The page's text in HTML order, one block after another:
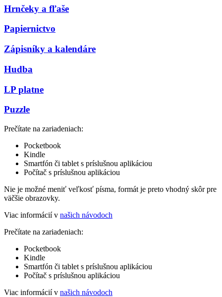
Hrnčeky a fľaše
Papiernictvo
Zápisníky a kalendáre
Hudba
LP platne
Puzzle
Prečítate na zariadeniach:
Pocketbook
Kindle
Smartfón či tablet s príslušnou aplikáciou
Počítač s príslušnou aplikáciou
Nie je možné meniť veľkosť písma, formát je preto vhodný skôr pre
väčšie obrazovky.
Viac informácií v našich návodoch
Prečítate na zariadeniach:
Pocketbook
Kindle
Smartfón či tablet s príslušnou aplikáciou
Počítač s príslušnou aplikáciou
Viac informácií v našich návodoch